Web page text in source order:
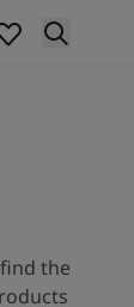
the